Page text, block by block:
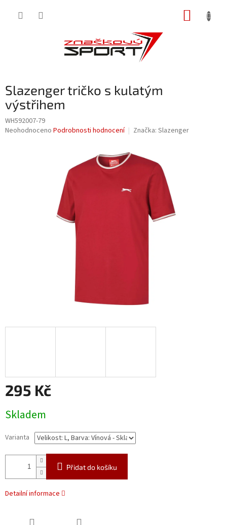
Slazenger tričko s kulatým
výstřihem
WH592007-79
Průměrné
Neohodnoceno Podrobnosti hodnocení Značka: Slazenger
295 Kč
cena:
Skladem
Varianta
Přidat do košíku
Detailní informace